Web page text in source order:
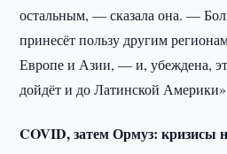
остальным, — сказала она. —
принесёт пользу другим
Европе и Азии, — и, убеждена,
дойдёт и до Латинской
COVID, затем Ормуз: кризисы